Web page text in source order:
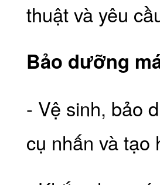
thuật và yêu
Bảo dưỡng
- Vệ sinh, bảo
cụ nhấn và tạo